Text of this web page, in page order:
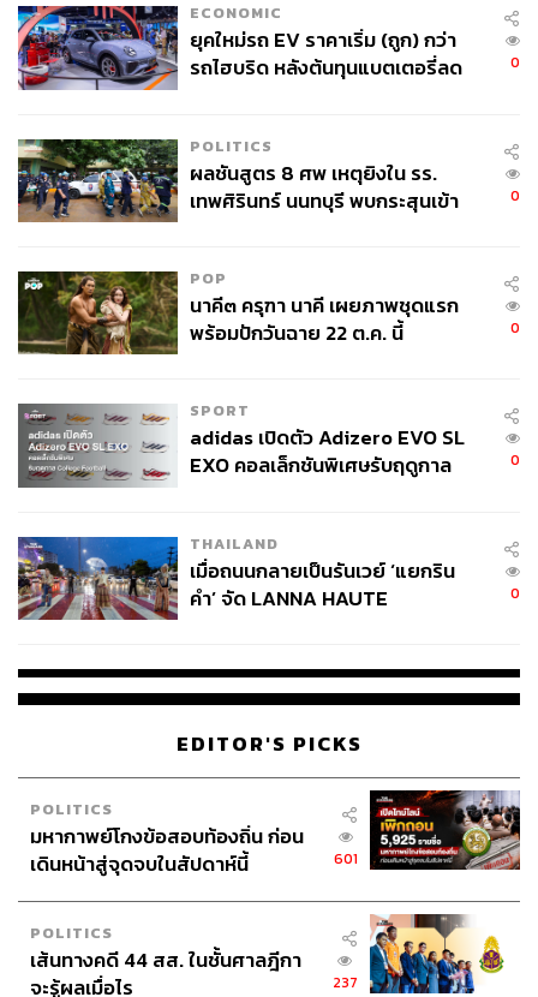
ECONOMIC
ยุคใหม่รถ EV ราคาเริ่ม (ถูก) กว่า
รถไฮบริด หลังต้นทุนแบตเตอรี่ลด
0
POLITICS
ผลชันสูตร 8 ศพ เหตุยิงใน รร.
เทพศิรินทร์ นนทบุรี พบกระสุนเข้า
0
POP
นาคี๓ ครุฑา นาคี เผยภาพชุดแรก
พร้อมปักวันฉาย 22 ต.ค. นี้
0
SPORT
adidas เปิดตัว Adizero EVO SL
EXO คอลเล็กชันพิเศษรับฤดูกาล
0
THAILAND
เมื่อถนนกลายเป็นรันเวย์ ‘แยกริน
คำ’ จัด LANNA HAUTE
0
EDITOR'S PICKS
POLITICS
มหากาพย์โกงข้อสอบท้องถิ่น ก่อน
เดินหน้าสู่จุดจบในสัปดาห์นี้
601
POLITICS
เส้นทางคดี 44 สส. ในชั้นศาลฎีกา
จะรู้ผลเมื่อไร
237